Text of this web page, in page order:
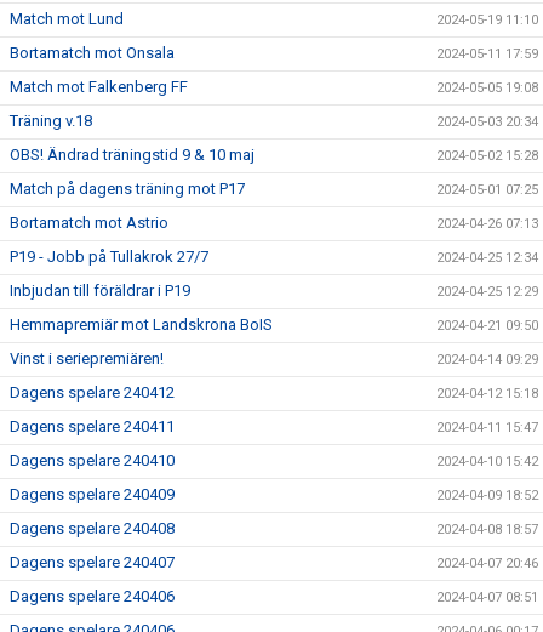
Match mot Lund 2024-05-19 11:10
Bortamatch mot Onsala 2024-05-11 17:59
Match mot Falkenberg FF 2024-05-05 19:08
Träning v.18 2024-05-03 20:34
OBS! Ändrad träningstid 9 & 10 maj 2024-05-02 15:28
Match på dagens träning mot P17 2024-05-01 07:25
Bortamatch mot Astrio 2024-04-26 07:13
P19 - Jobb på Tullakrok 27/7 2024-04-25 12:34
Inbjudan till föräldrar i P19 2024-04-25 12:29
Hemmapremiär mot Landskrona BoIS 2024-04-21 09:50
Vinst i seriepremiären! 2024-04-14 09:29
Dagens spelare 240412 2024-04-12 15:18
Dagens spelare 240411 2024-04-11 15:47
Dagens spelare 240410 2024-04-10 15:42
Dagens spelare 240409 2024-04-09 18:52
Dagens spelare 240408 2024-04-08 18:57
Dagens spelare 240407 2024-04-07 20:46
Dagens spelare 240406 2024-04-07 08:51